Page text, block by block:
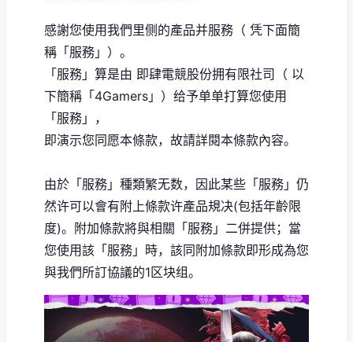
感謝您使用我們里侧的產品并服務（ 凭下面簡
稱「服務」）。
「服務」算是由 即肆電競股份拥有限社司（ 以
下簡稱「4Gamers」）给予单单打算您使用
「服務」，
即演示您同愿本條款，故請詳閱本條款內容。
由於「服務」種類繁无数，因此某些「服務」仍
然许可以會有附上條款许產品規决(包括年齡限
度)。附加條款將與相關「服務」二併提供；當
您使用該「服務」時，該同附加條款即形成為您
與我們所訂協議的1区块组。